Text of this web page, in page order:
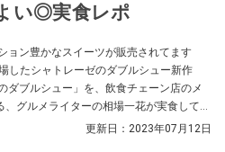
い◎実食レポ
ョン豊かなスイーツが販売されてます
したシャトレーゼのダブルシュー新作
ダブルシュー」を、飲食チェーン店のメ
グルメライターの相場一花が実食してご
更新日： 2023年07月12日